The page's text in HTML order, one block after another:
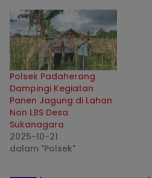
Polsek Padaherang
Dampingi Kegiatan
Panen Jagung di Lahan
Non LBS Desa
Sukanagara
2025-10-21
dalam "Polsek"